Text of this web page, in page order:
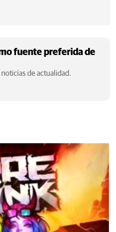
fuente preferida de
de actualidad.